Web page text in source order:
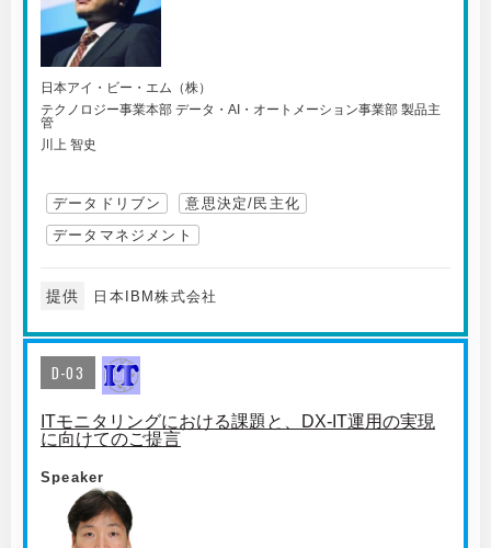
日本アイ・ビー・エム（株）
テクノロジー事業本部 データ・AI・オートメーション事業部 製品主
管
川上 智史
データドリブン
意思決定/民主化
データマネジメント
提供 日本IBM株式会社
D-03
ITモニタリングにおける課題と、DX-IT運用の実現
に向けてのご提言
Speaker